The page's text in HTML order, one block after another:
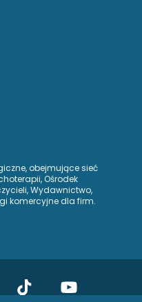
obejmujące sieć
Ośrodek
Wydawnictwo,
komercyjne dla firm.